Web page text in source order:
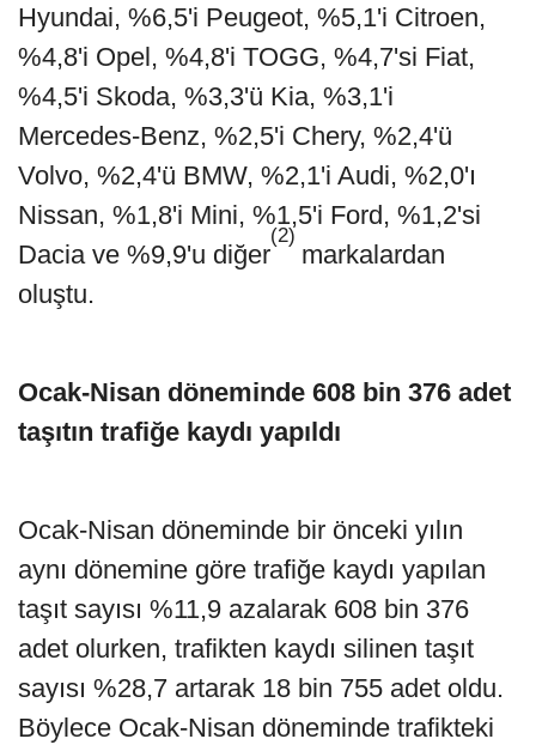
Hyundai, %6,5'i Peugeot, %5,1'i Citroen,
%4,8'i Opel, %4,8'i TOGG, %4,7'si Fiat,
%4,5'i Skoda, %3,3'ü Kia, %3,1'i
Mercedes-Benz, %2,5'i Chery, %2,4'ü
Volvo, %2,4'ü BMW, %2,1'i Audi, %2,0'ı
Nissan, %1,8'i Mini, %1,5'i Ford, %1,2'si
Dacia ve %9,9'u diğer
(2)
markalardan
oluştu.
Ocak-Nisan döneminde 608 bin 376 adet
taşıtın trafiğe kaydı yapıldı
Ocak-Nisan döneminde bir önceki yılın
aynı dönemine göre trafiğe kaydı yapılan
taşıt sayısı %11,9 azalarak 608 bin 376
adet olurken, trafikten kaydı silinen taşıt
sayısı %28,7 artarak 18 bin 755 adet oldu.
Böylece Ocak-Nisan döneminde trafikteki